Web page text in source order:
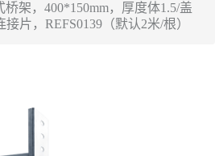
架，400*150mm，厚度体1.5/盖
片，REFS0139（默认2米/根）